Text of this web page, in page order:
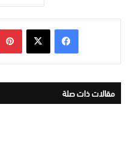
مقالات ذات صلة